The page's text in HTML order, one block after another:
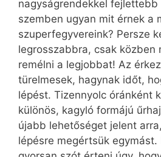
nagyságrendekkel fejlettebb
szemben ugyan mit érnek a
szuperfegyvereink? Persze
legrosszabbra, csak közben
remélni a legjobbat! Az
türelmesek, hagynak időt,
lépést. Tizennyolc óránként
különös, kagyló formájú
újabb lehetőséget jelent
lépésre megértsük